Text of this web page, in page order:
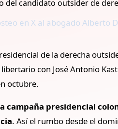
en X al abogado Alberto
de la derecha
con José Antonio
octubre.
presidencial
. Así el rumbo desde el